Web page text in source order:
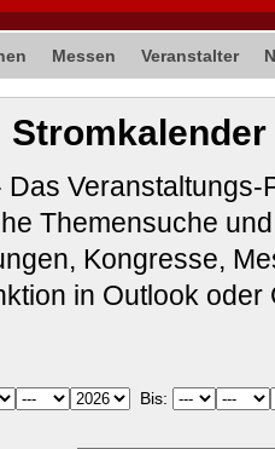
Messen Veranstalter
Stromkalender
Das Veranstaltungs-
Themensuche
Kongresse,
in Outlook oder
Bis: